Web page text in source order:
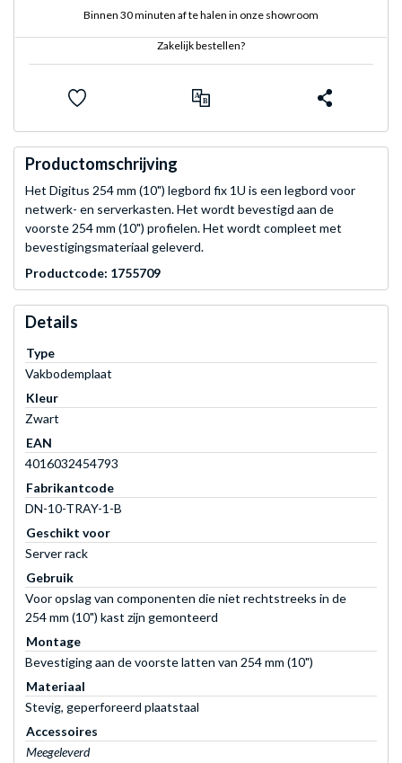
Binnen 30 minuten af te halen in onze showroom
Zakelijk bestellen?
Productomschrijving
Het Digitus 254 mm (10") legbord fix 1U is een legbord voor
netwerk- en serverkasten. Het wordt bevestigd aan de
voorste 254 mm (10") profielen. Het wordt compleet met
bevestigingsmateriaal geleverd.
Productcode: 1755709
Details
Type
Vakbodemplaat
Kleur
Zwart
EAN
4016032454793
Fabrikantcode
DN-10-TRAY-1-B
Geschikt voor
Server rack
Gebruik
Voor opslag van componenten die niet rechtstreeks in de
254 mm (10") kast zijn gemonteerd
Montage
Bevestiging aan de voorste latten van 254 mm (10")
Materiaal
Stevig, geperforeerd plaatstaal
Accessoires
Meegeleverd